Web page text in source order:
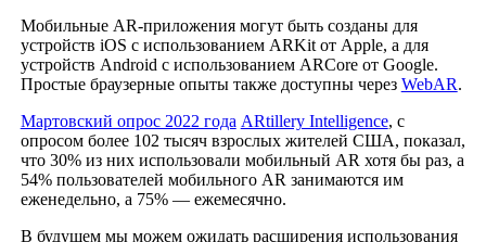
Мобильные AR-приложения могут быть созданы для
устройств iOS с использованием ARKit от Apple, а для
устройств Android с использованием ARCore от Google.
Простые браузерные опыты также доступны через WebAR.
Мартовский опрос 2022 года ARtillery Intelligence, с
опросом более 102 тысяч взрослых жителей США, показал,
что 30% из них использовали мобильный AR хотя бы раз, а
54% пользователей мобильного AR занимаются им
еженедельно, а 75% — ежемесячно.
В будущем мы можем ожидать расширения использования